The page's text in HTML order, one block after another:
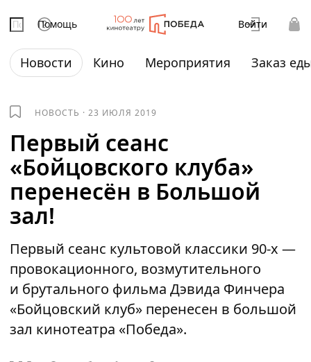
Помощь Войти
Новости Кино Мероприятия Заказ
НОВОСТЬ ·23 ИЮЛЯ 2019
Первый сеанс
«Бойцовского клуба»
перенесён в Большой
зал!
Первый сеанс культовой классики 90-х —
провокационного, возмутительного
и брутального фильма Дэвида Финчера
«Бойцовский клуб» перенесен в большой
зал кинотеатра «Победа».